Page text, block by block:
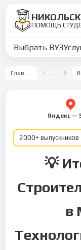
ПОМОЩЬ
Выбрать ВУЗ
Главная …
Яндекс —
2000+ выпускников
💡
в